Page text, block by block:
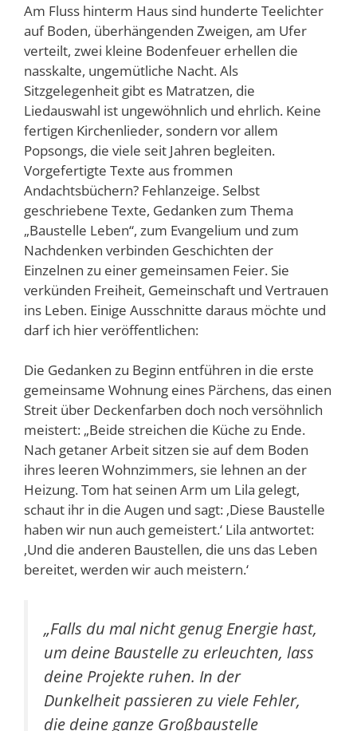
Am Fluss hinterm Haus sind hunderte Teelichter
auf Boden, überhängenden Zweigen, am Ufer
verteilt, zwei kleine Bodenfeuer erhellen die
nasskalte, ungemütliche Nacht. Als
Sitzgelegenheit gibt es Matratzen, die
Liedauswahl ist ungewöhnlich und ehrlich. Keine
fertigen Kirchenlieder, sondern vor allem
Popsongs, die viele seit Jahren begleiten.
Vorgefertigte Texte aus frommen
Andachtsbüchern? Fehlanzeige. Selbst
geschriebene Texte, Gedanken zum Thema
„Baustelle Leben“, zum Evangelium und zum
Nachdenken verbinden Geschichten der
Einzelnen zu einer gemeinsamen Feier. Sie
verkünden Freiheit, Gemeinschaft und Vertrauen
ins Leben. Einige Ausschnitte daraus möchte und
darf ich hier veröffentlichen:
Die Gedanken zu Beginn entführen in die erste
gemeinsame Wohnung eines Pärchens, das einen
Streit über Deckenfarben doch noch versöhnlich
meistert: „Beide streichen die Küche zu Ende.
Nach getaner Arbeit sitzen sie auf dem Boden
ihres leeren Wohnzimmers, sie lehnen an der
Heizung. Tom hat seinen Arm um Lila gelegt,
schaut ihr in die Augen und sagt: ‚Diese Baustelle
haben wir nun auch gemeistert.‘ Lila antwortet:
‚Und die anderen Baustellen, die uns das Leben
bereitet, werden wir auch meistern.‘
„Falls du mal nicht genug Energie hast,
um deine Baustelle zu erleuchten, lass
deine Projekte ruhen. In der
Dunkelheit passieren zu viele Fehler,
die deine ganze Großbaustelle